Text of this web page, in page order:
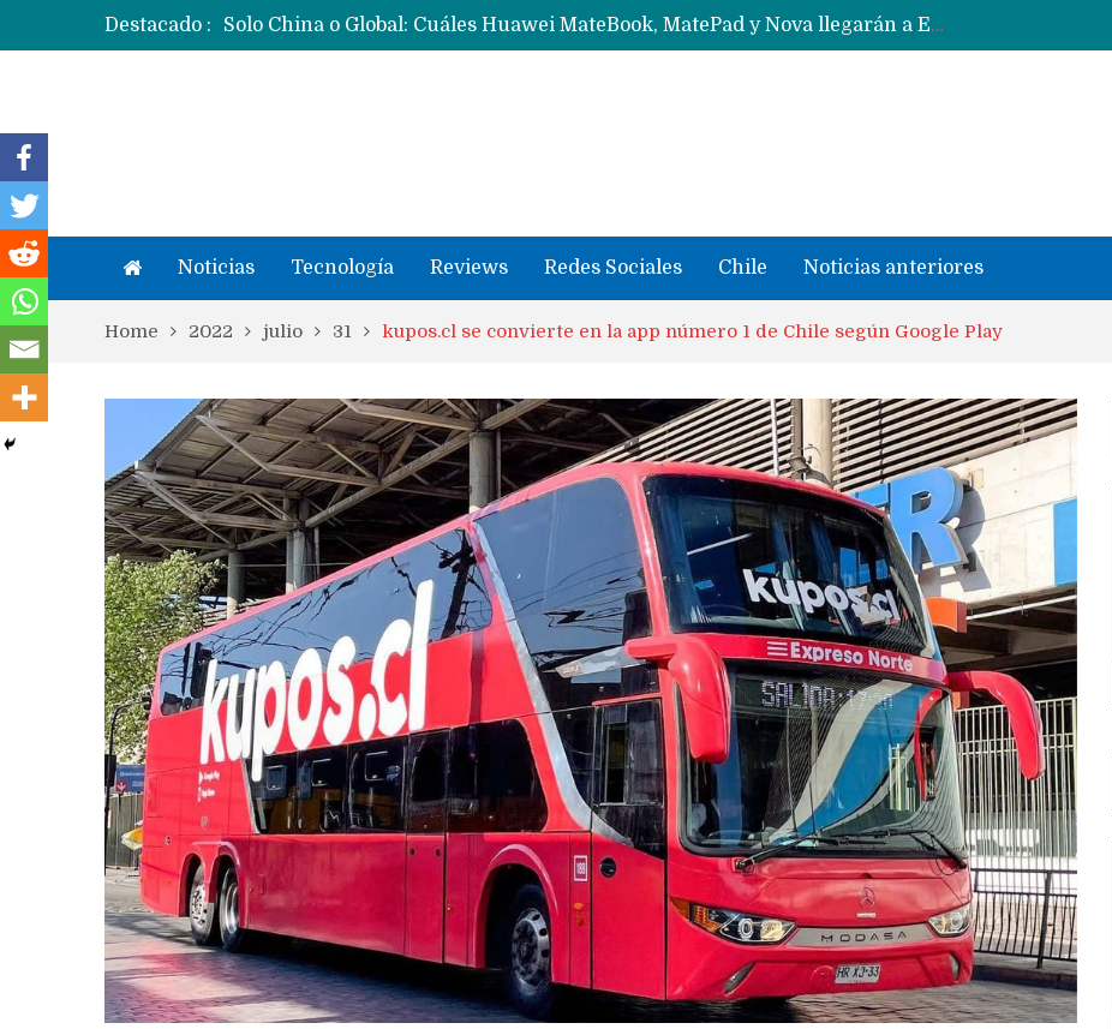
Destacado :
Data Centers de Huawei en Chile, México, Brasil,Perú y Argentina podrían verse afectados por arremetida de EE.UU
Fabricantes suben precios de teléfonos y ganan más dinero en un mercado donde Xiaomi alerta por no mejorar ventas
Noticias Tecnología Reviews Redes Sociales Chile Noticias anteriores
Home 2022 julio 31 kupos.cl se convierte en la app número 1 de Chile según Google Play